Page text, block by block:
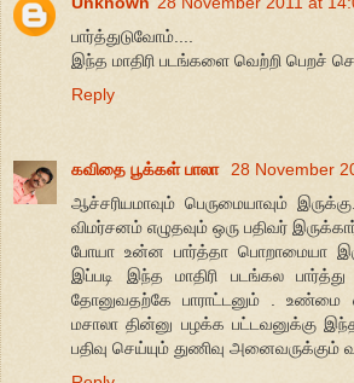
பார்த்துடுவோம்....
இந்த மாதிரி படங்களை வெற்றி பெறச்
Reply
கவிதை பூக்கள் பாலா
28 November
ஆச்சரியமாவும் பெருமையாவும்
விமர்சனம் எழுதவும் ஒரு பதிவர் இருக்கார்
போயா உன்ன பார்த்தா பொறாமையா
இப்படி இந்த மாதிரி படங்கல
தோனுவதற்கே பாராட்டனும் . உண்மை
மசாலா தின்னு பழக்க பட்டவனுக்கு இந்த
பதிவு செய்யும் துணிவு அனைவருக்கும்